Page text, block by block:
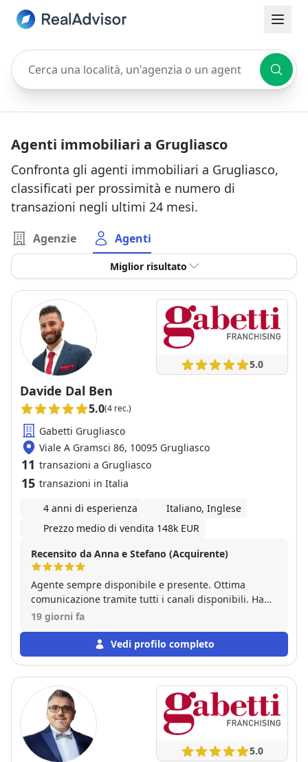
Cerca una località, un'agenzia o un agente
Agenti immobiliari a Grugliasco
Confronta gli agenti immobiliari a Grugliasco,
classificati per prossimità e numero di
transazioni negli ultimi 24 mesi.
Agenzie Agenti
Miglior risultato
5.0
Davide Dal Ben
5.0(4 rec.)
Gabetti Grugliasco
Viale A Gramsci 86, 10095 Grugliasco
11 transazioni a Grugliasco
15 transazioni in Italia
4 anni di esperienza
Italiano, Inglese
Prezzo medio di vendita 148k EUR
Recensito da Anna e Stefano (Acquirente)
Agente sempre disponibile e presente. Ottima
comunicazione tramite tutti i canali disponibili. Ha
saputo soddisfare le nostre esigenze, rispondendo
in un clima professionale, ma anche cordiale e
amichevole. Non abbiamo avuto alcun problema e
e precisa.
19 giorni fa
Vedi profilo completo
5.0